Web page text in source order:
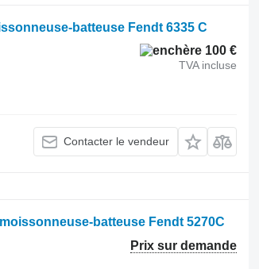
batteuse Fendt 6335 C
100 €
TVA incluse
Contacter le vendeur
batteuse Fendt 5270C
Prix sur demande